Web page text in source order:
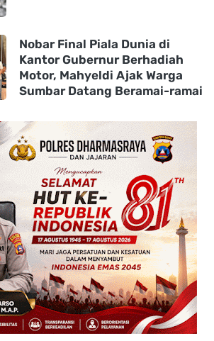
Nobar Final Piala Dunia di
Kantor Gubernur Berhadiah
Motor, Mahyeldi Ajak Warga
Sumbar Datang Beramai-ramai